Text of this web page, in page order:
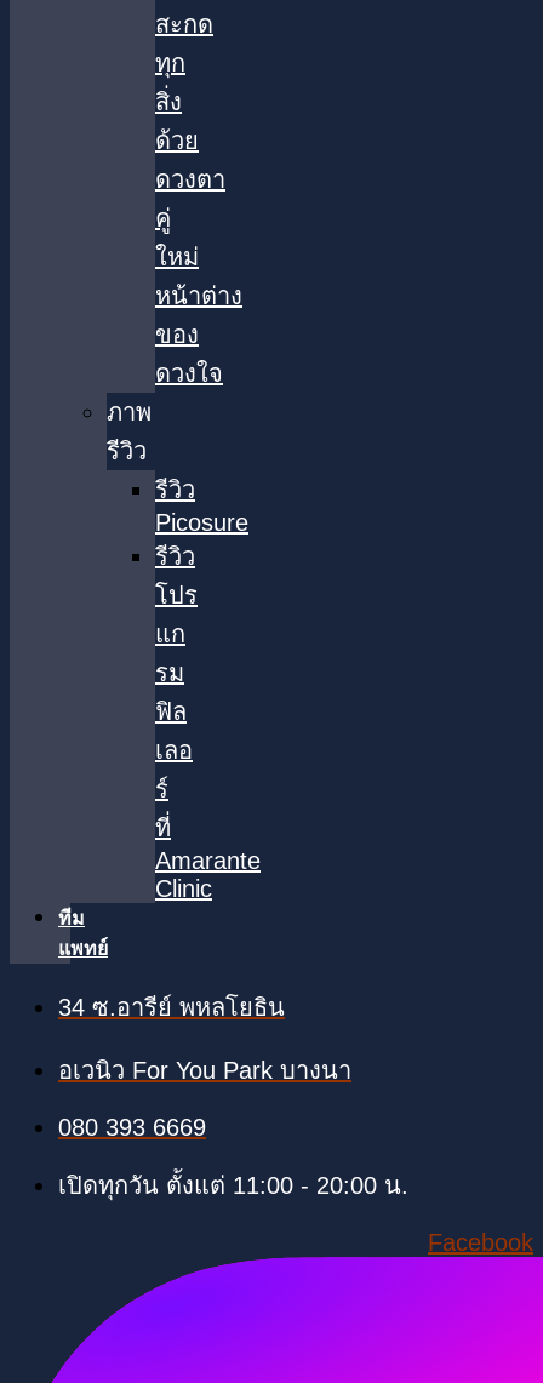
สะกด
ทุก
สิ่ง
ด้วย
ดวงตา
คู่
ใหม่
หน้าต่าง
ของ
ดวงใจ
ภาพ
รีวิว
รีวิว
Picosure
รีวิว
โปร
แก
รม
ฟิล
เลอ
ร์
ที่
Amarante
Clinic
ทีม
แพทย์
34 ซ.อารีย์ พหลโยธิน
อเวนิว For You Park บางนา
080 393 6669
เปิดทุกวัน ตั้งแต่ 11:00 - 20:00 น.
Facebook